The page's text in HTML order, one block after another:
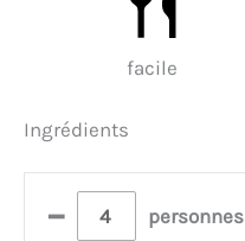
facile
Ingrédients
– personnes